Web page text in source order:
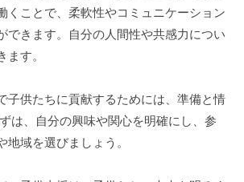
くことで、柔軟性やコミュニケーション
できます。自分の人間性や共感力につい
ます。
子供たちに貢献するためには、準備と情
は、自分の興味や関心を明確にし、参
地域を選びましょう。